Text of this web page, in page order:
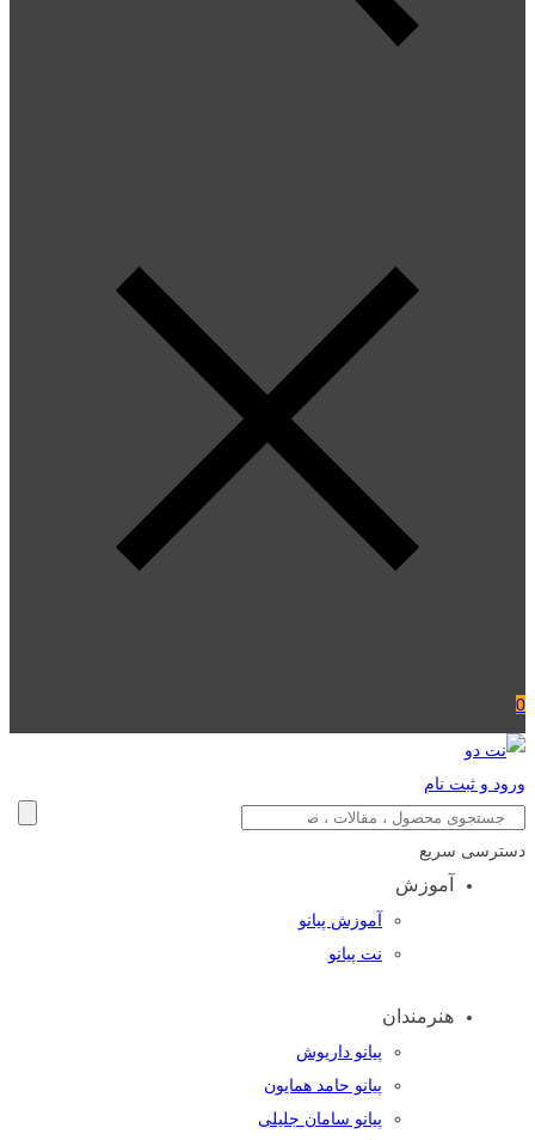
0
ورود و ثبت نام
دسترسی سریع
آموزش
آموزش پیانو
نت پیانو
هنرمندان
پیانو داریوش
پیانو حامد همایون
پیانو سامان جلیلی